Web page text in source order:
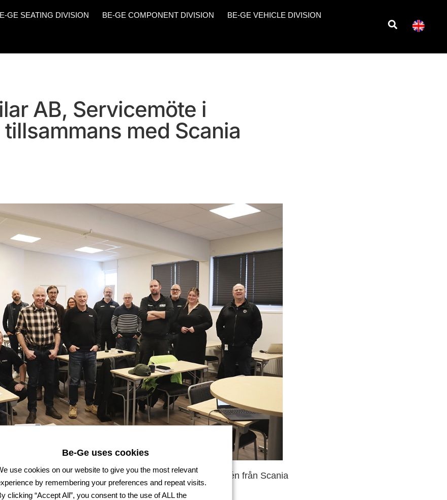
GE SEATING DIVISION BE-GE COMPONENT DIVISION BE-GE VEHICLE DIVISION
AB, Servicemöte i
med Scania
i Oskarshamn tillsammans med Peter Ramén från Scania
Be-Ge uses cookies
use cookies on our website to give you the most relevant
by remembering your preferences and repeat visits.
clicking “Accept All”, you consent to the use of ALL the